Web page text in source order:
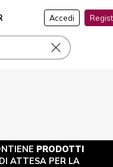
Accedi
PRODOTTI
ATTESA PER LA